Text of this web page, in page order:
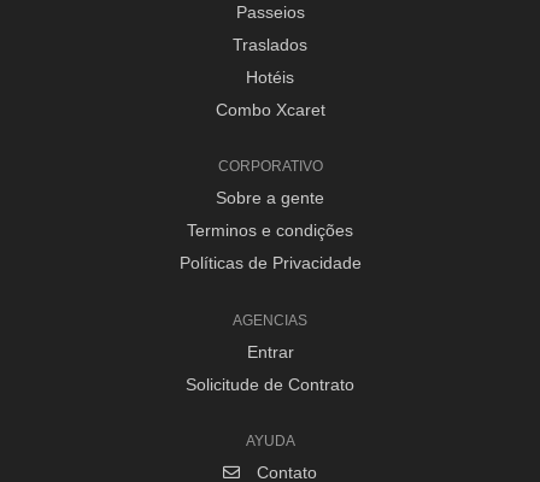
Passeios
Traslados
Hotéis
Combo Xcaret
CORPORATIVO
Sobre a gente
Terminos e condições
Políticas de Privacidade
AGENCIAS
Entrar
Solicitude de Contrato
AYUDA
Contato